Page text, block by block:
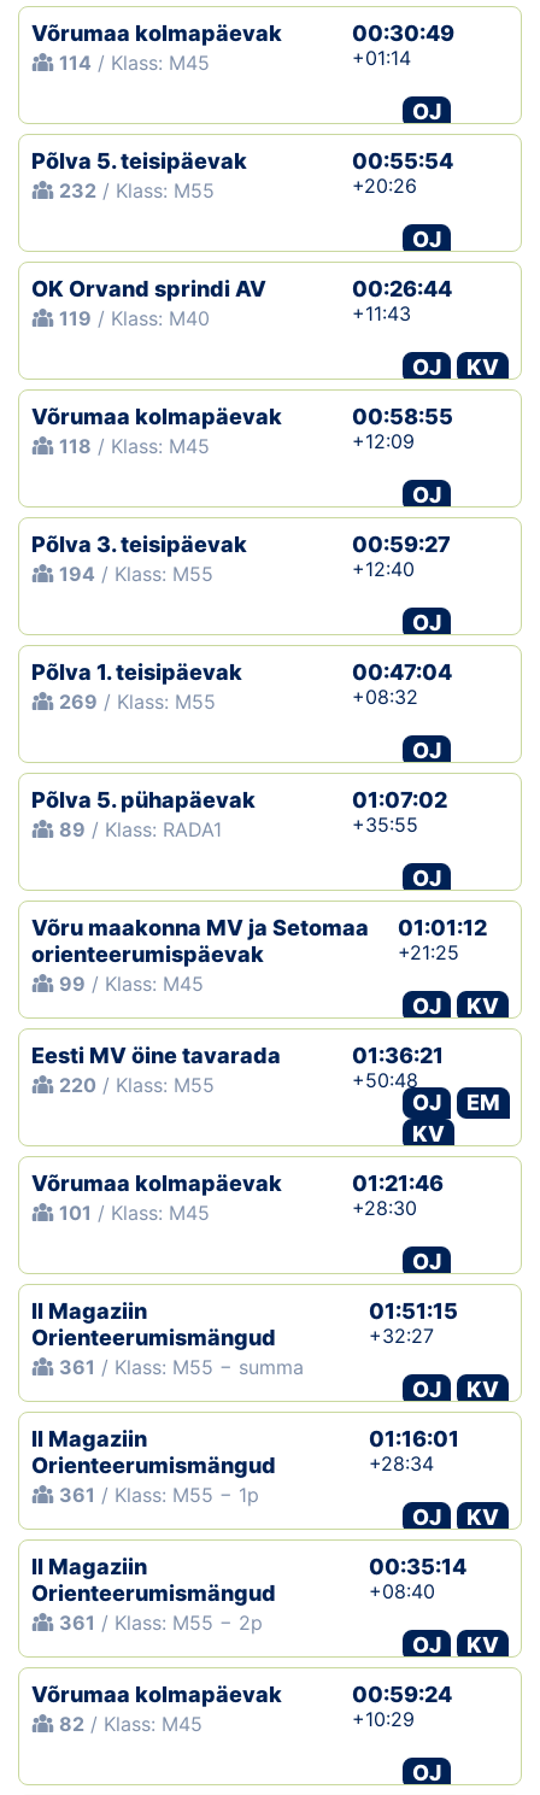
Võrumaa kolmapäevak
114 / Klass: M45
00:30:49
+01:14
OJ
Põlva 5. teisipäevak
232 / Klass: M55
00:55:54
+20:26
OJ
OK Orvand sprindi AV
119 / Klass: M40
00:26:44
+11:43
OJ
KV
Võrumaa kolmapäevak
118 / Klass: M45
00:58:55
+12:09
OJ
Põlva 3. teisipäevak
194 / Klass: M55
00:59:27
+12:40
OJ
Põlva 1. teisipäevak
269 / Klass: M55
00:47:04
+08:32
OJ
Põlva 5. pühapäevak
89 / Klass: RADA1
01:07:02
+35:55
OJ
Võru maakonna MV ja Setomaa
orienteerumispäevak
99 / Klass: M45
01:01:12
+21:25
OJ
KV
Eesti MV öine tavarada
220 / Klass: M55
01:36:21
+50:48
OJ
EM
KV
Võrumaa kolmapäevak
101 / Klass: M45
01:21:46
+28:30
OJ
II Magaziin
Orienteerumismängud
361 / Klass: M55 − summa
01:51:15
+32:27
OJ
KV
II Magaziin
Orienteerumismängud
361 / Klass: M55 − 1p
01:16:01
+28:34
OJ
KV
II Magaziin
Orienteerumismängud
361 / Klass: M55 − 2p
00:35:14
+08:40
OJ
KV
Võrumaa kolmapäevak
82 / Klass: M45
00:59:24
+10:29
OJ